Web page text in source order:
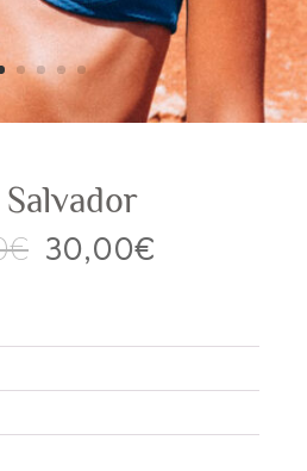
Salvador
€ Le
prix
58,00€.
30,00€
30,00€.